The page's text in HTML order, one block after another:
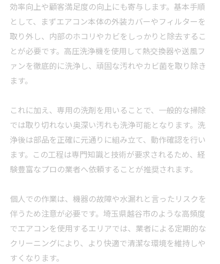
効率向上や顧客満足度の向上にも寄与します。基本手順
として、まずエアコン本体の外装カバーやフィルターを
取り外し、内部のホコリやカビをしっかりと除去するこ
とが必要です。高圧洗浄機を使用して熱交換器や送風フ
ァンを徹底的に洗浄し、頑固な汚れやカビ菌を取り除き
ます。
これに加え、専用の洗剤を用いることで、一般的な掃除
では取り切れない奥深い汚れも洗浄可能となります。洗
浄後は部品を正確に元通りに組み立て、動作確認を行い
ます。この工程は専門知識と技術が要求されるため、経
験豊富なプロの業者へ依頼することが推奨されます。
個人での作業は、機器の故障や水漏れと言ったリスクを
伴うため注意が必要です。埼玉県越谷市のような高頻度
でエアコンを使用するエリアでは、業者による定期的な
クリーニングにより、より快適で清潔な環境を維持しや
すくなります。